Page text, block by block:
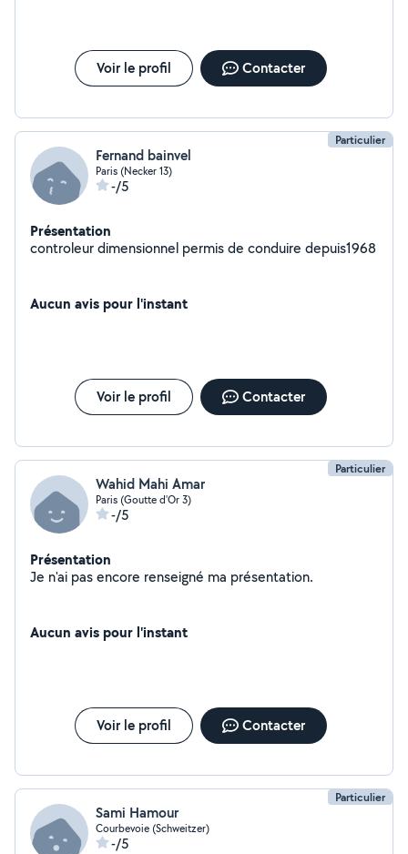
Voir le profil Contacter
Particulier
Fernand bainvel
Paris (Necker 13)
-/5
Présentation
controleur dimensionnel permis de conduire depuis1968
Aucun avis pour l'instant
Voir le profil Contacter
Particulier
Wahid Mahi Amar
Paris (Goutte d'Or 3)
-/5
Présentation
Je n'ai pas encore renseigné ma présentation.
Aucun avis pour l'instant
Voir le profil Contacter
Particulier
Sami Hamour
Courbevoie (Schweitzer)
-/5